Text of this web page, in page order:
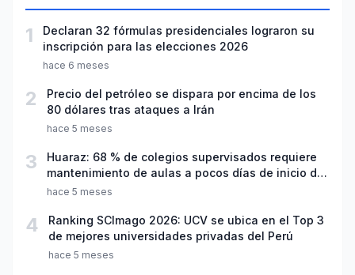
1
Declaran 32 fórmulas presidenciales lograron su
inscripción para las elecciones 2026
hace 6 meses
2
Precio del petróleo se dispara por encima de los
80 dólares tras ataques a Irán
hace 5 meses
3
Huaraz: 68 % de colegios supervisados requiere
mantenimiento de aulas a pocos días de inicio del
año escolar 2026
hace 5 meses
4
Ranking SCImago 2026: UCV se ubica en el Top 3
de mejores universidades privadas del Perú
hace 5 meses